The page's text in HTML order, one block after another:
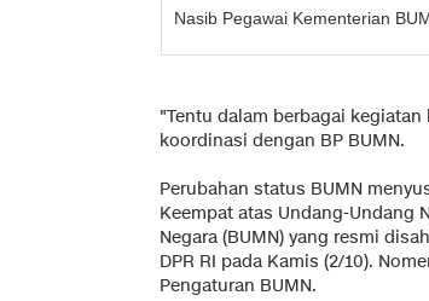
Nasib Pegawai Kementerian
"Tentu dalam berbagai
koordinasi dengan BP BUMN.
Perubahan status BUMN
Keempat atas Undang-Undang
Negara (BUMN) yang resmi
DPR RI pada Kamis (2/10).
Pengaturan BUMN.